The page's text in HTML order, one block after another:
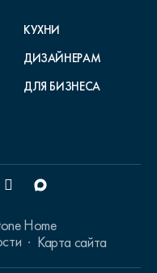
КУХНИ
ДИЗАЙНЕРАМ
ДЛЯ БИЗНЕСА
Home
Карта сайта